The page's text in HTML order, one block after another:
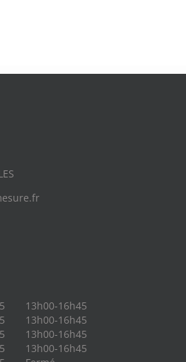
13h00-16h45
13h00-16h45
13h00-16h45
13h00-16h45